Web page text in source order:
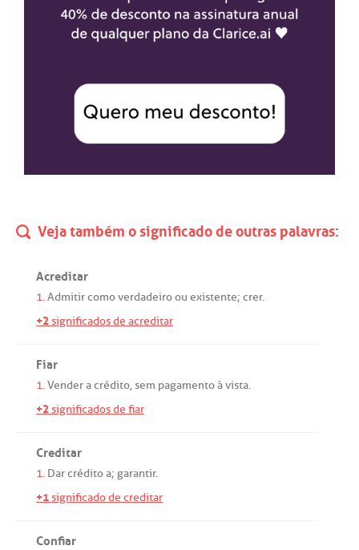
Veja também o significado de outras palavras:
Acreditar
1.Admitircomoverdadeiroou existente; crer.
+2significados de acreditar
Fiar
1.Venderacrédito,sem pagamentoàvista.
+2significados de fiar
Creditar
1. Darcréditoa; garantir.
+1significado de creditar
Confiar